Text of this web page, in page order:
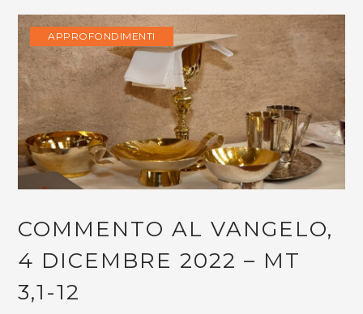
APPROFONDIMENTI
COMMENTO AL VANGELO,
4 DICEMBRE 2022 – MT
3,1-12